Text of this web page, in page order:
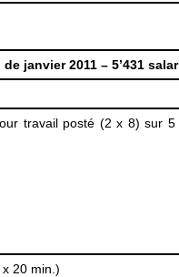
janvier 2011 – 5’431
travail posté (2 x 8) sur 5
20 min.)